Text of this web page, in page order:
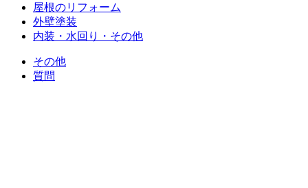
屋根のリフォーム
外壁塗装
内装・水回り・その他
その他
質問